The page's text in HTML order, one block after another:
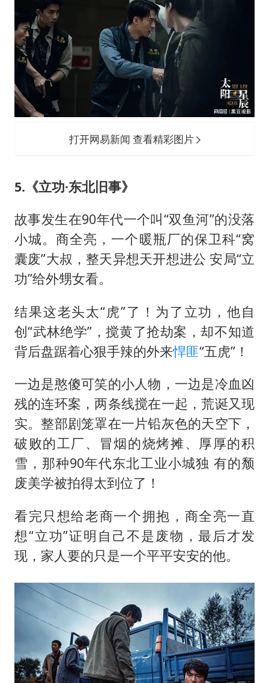
打开网易新闻 查看精彩图片
5.《立功·东北旧事》
故事发生在90年代一个叫“双鱼河”的没落
小城。商全亮，一个暖瓶厂的保卫科“窝
囊废”大叔，整天异想天开想进公 安局“立
功”给外甥女看。
结果这老头太“虎”了！为了立功，他自
创“武林绝学”，搅黄了抢劫案，却不知道
背后盘踞着心狠手辣的外来悍匪“五虎”！
一边是憨傻可笑的小人物，一边是冷血凶
残的连环案，两条线搅在一起，荒诞又现
实。整部剧笼罩在一片铅灰色的天空下，
破败的工厂、冒烟的烧烤摊、厚厚的积
雪，那种90年代东北工业小城独 有的颓
废美学被拍得太到位了！
看完只想给老商一个拥抱，商全亮一直
想“立功”证明自己不是废物，最后才发
现，家人要的只是一个平平安安的他。